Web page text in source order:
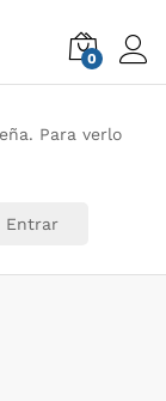
0
Para verlo